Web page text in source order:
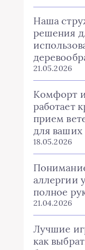
Наша
решения
21.05.2026
Комфорт и
работает
прием
для
18.05.2026
аллергии
полное
21.04.2026
Лучшие
как